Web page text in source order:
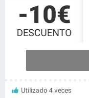
-10€
DESCUENTO
Utilizado 4 veces